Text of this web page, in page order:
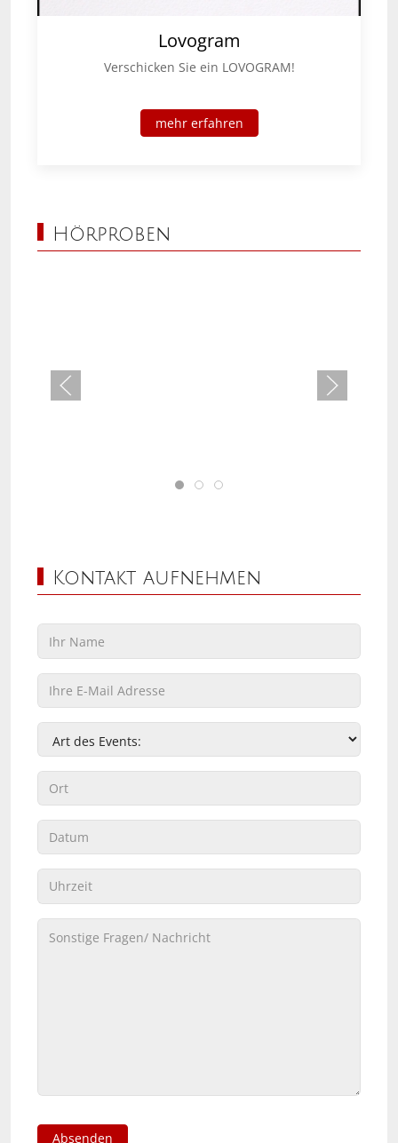
Lovogram
Verschicken Sie ein LOVOGRAM!
mehr erfahren
Hörproben
Kontakt aufnehmen
Absenden